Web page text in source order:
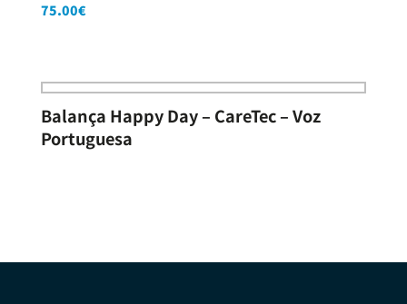
75.00€
Balança Happy Day – CareTec – Voz
Portuguesa